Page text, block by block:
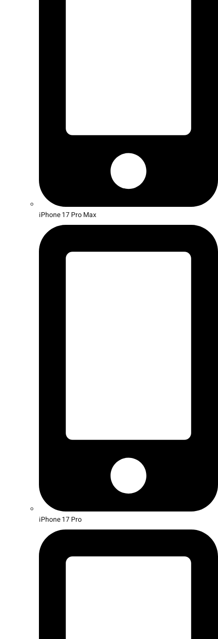
iPhone 17 Pro Max
iPhone 17 Pro